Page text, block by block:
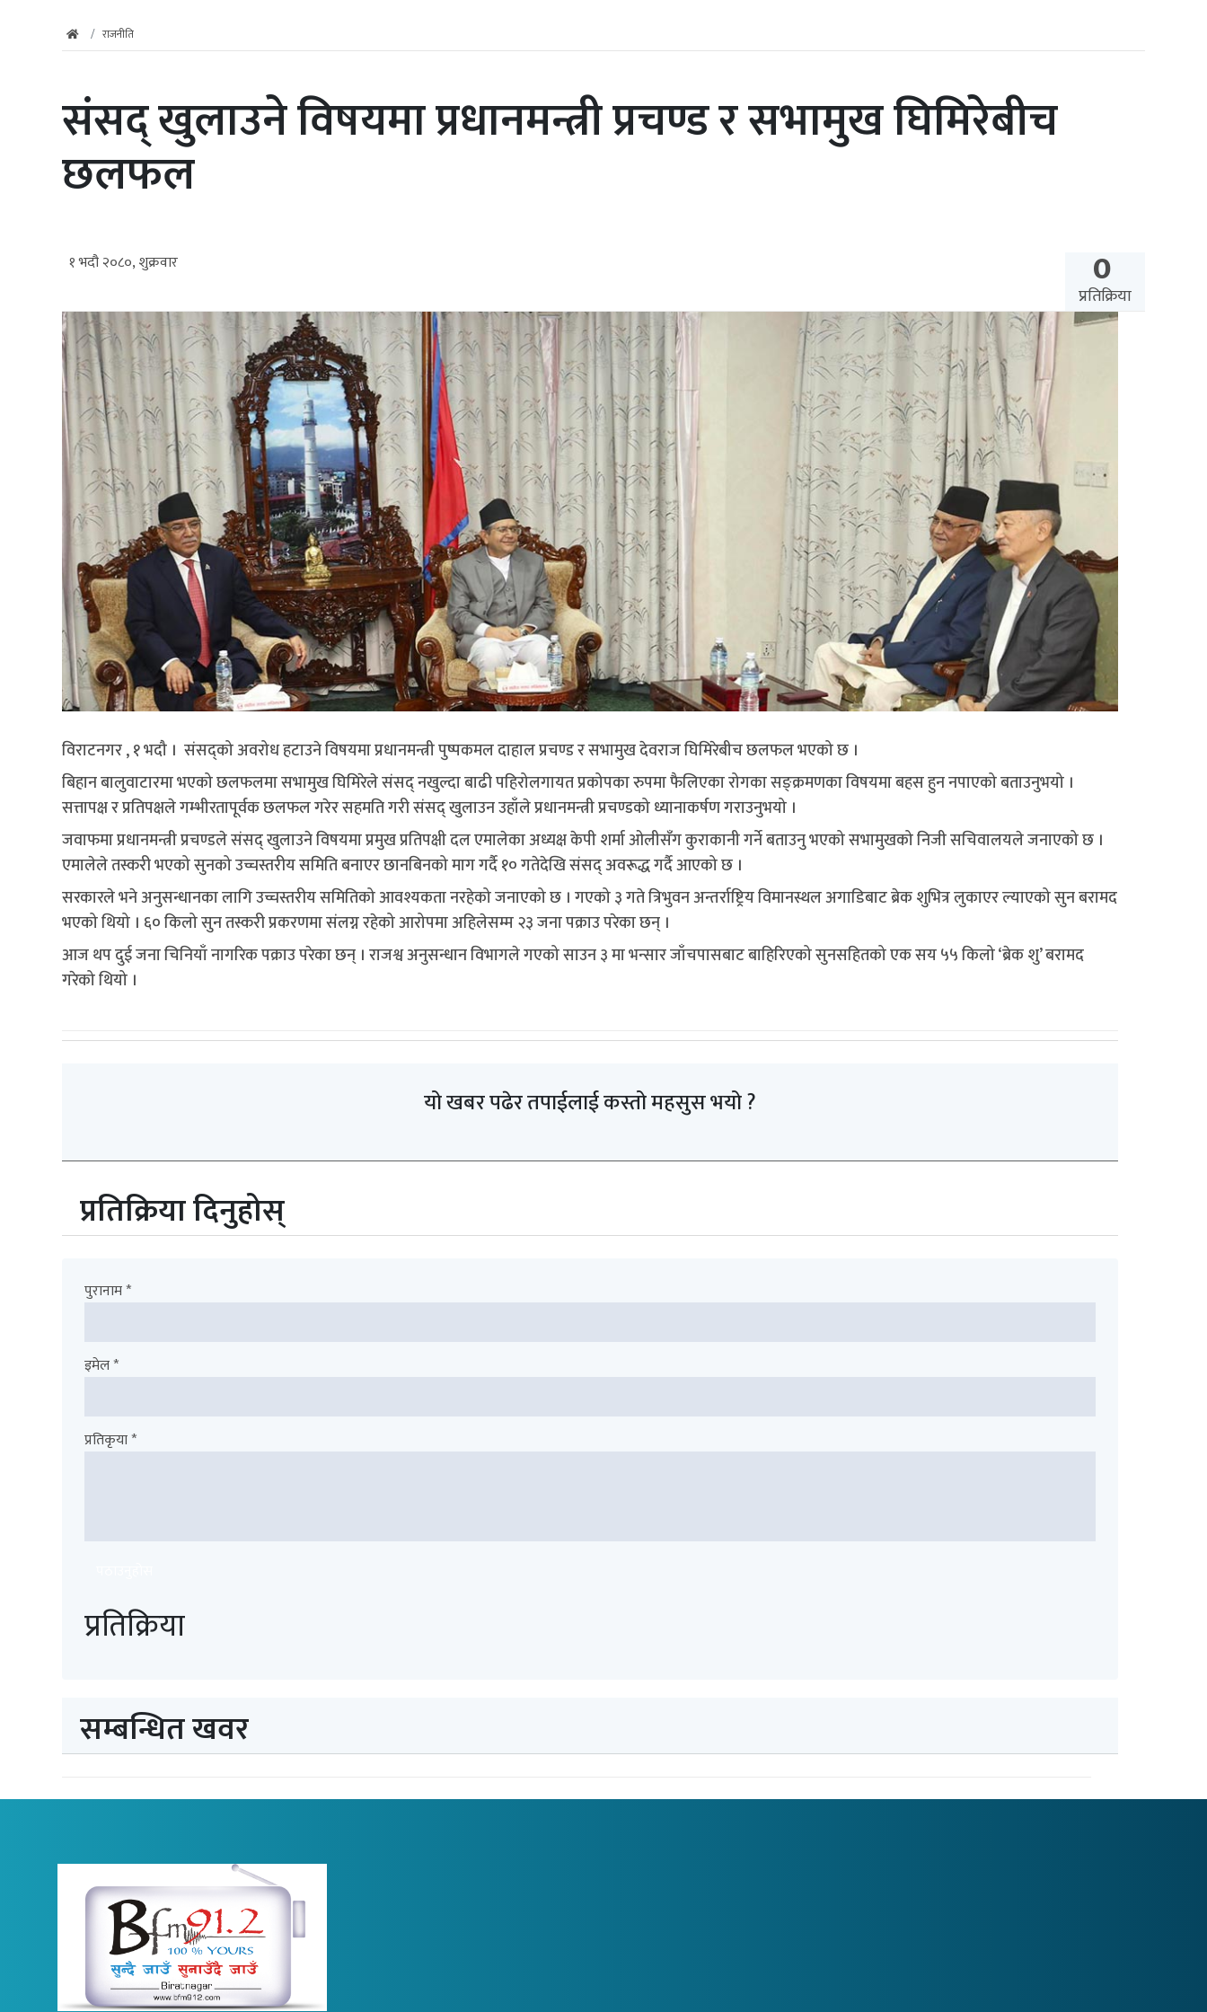
राजनीति
संसद् खुलाउने विषयमा प्रधानमन्त्री प्रचण्ड र सभामुख घिमिरेबीच
छलफल
१ भदौ २०८०, शुक्रवार 0
प्रतिक्रिया
विराटनगर , १ भदौ । संसद्को अवरोध हटाउने विषयमा प्रधानमन्त्री पुष्पकमल दाहाल प्रचण्ड र सभामुख देवराज घिमिरेबीच छलफल भएको छ ।
बिहान बालुवाटारमा भएको छलफलमा सभामुख घिमिरेले संसद् नखुल्दा बाढी पहिरोलगायत प्रकोपका रुपमा फैलिएका रोगका सङ्क्रमणका विषयमा बहस हुन नपाएको बताउनुभयो ।
सत्तापक्ष र प्रतिपक्षले गम्भीरतापूर्वक छलफल गरेर सहमति गरी संसद् खुलाउन उहाँले प्रधानमन्त्री प्रचण्डको ध्यानाकर्षण गराउनुभयो ।
जवाफमा प्रधानमन्त्री प्रचण्डले संसद् खुलाउने विषयमा प्रमुख प्रतिपक्षी दल एमालेका अध्यक्ष केपी शर्मा ओलीसँग कुराकानी गर्ने बताउनु भएको सभामुखको निजी सचिवालयले जनाएको छ ।
एमालेले तस्करी भएको सुनको उच्चस्तरीय समिति बनाएर छानबिनको माग गर्दै १० गतेदेखि संसद् अवरूद्ध गर्दै आएको छ ।
सरकारले भने अनुसन्धानका लागि उच्चस्तरीय समितिको आवश्यकता नरहेको जनाएको छ । गएको ३ गते त्रिभुवन अन्तर्राष्ट्रिय विमानस्थल अगाडिबाट ब्रेक शुभित्र लुकाएर ल्याएको सुन बरामद
भएको थियो । ६० किलो सुन तस्करी प्रकरणमा संलग्न रहेको आरोपमा अहिलेसम्म २३ जना पक्राउ परेका छन् ।
आज थप दुई जना चिनियाँ नागरिक पक्राउ परेका छन् । राजश्व अनुसन्धान विभागले गएको साउन ३ मा भन्सार जाँचपासबाट बाहिरिएको सुनसहितको एक सय ५५ किलो ‘ब्रेक शु’ बरामद
गरेको थियो ।
यो खबर पढेर तपाईलाई कस्तो महसुस भयो ?
प्रतिक्रिया दिनुहोस्
पुरानाम *
इमेल *
प्रतिकृया *
प्रतिक्रिया
सम्बन्धित खवर